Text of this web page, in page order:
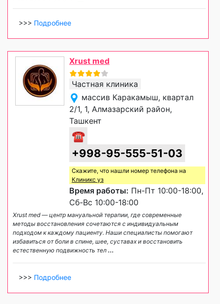
>>> Подробнее
Xrust med
Частная клиника
массив Каракамыш, квартал
2/1, 1, Алмазарский район,
Ташкент
☎
+998-95-555-51-03
Скажите, что нашли номер телефона на
Клиникс уз
Время работы: Пн-Пт 10:00-18:00,
Сб-Вс 10:00-18:00
Xrust med — центр мануальной терапии, где современные
методы восстановления сочетаются с индивидуальным
подходом к каждому пациенту. Наши специалисты помогают
избавиться от боли в спине, шее, суставах и восстановить
естественную подвижность тел ...
>>> Подробнее